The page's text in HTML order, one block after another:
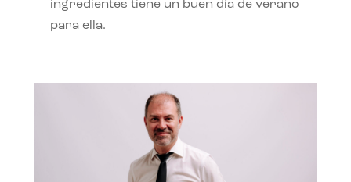
ingredientes tiene un buen día de verano
para ella.